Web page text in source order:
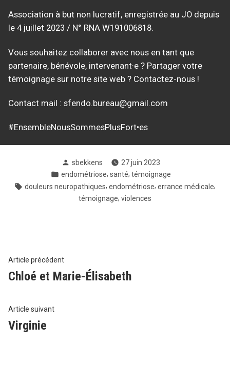
Association à but non lucratif, enregistrée au JO depuis
le 4 juillet 2023 / N° RNA W191006818.
Vous souhaitez collaborer avec nous en tant que
partenaire, bénévole, intervenant·e ? Partager votre
témoignage sur notre site web ? Contactez-nous !
Contact mail : sfendo.bureau@gmail.com
#EnsembleNousSommesPlusFort•es
Posté
par
sbekkens
27 juin 2023
Posté
dans
endométriose, santé, témoignage
Tags:
douleurs neuropathiques, endométriose, errance médicale,
témoignage, violences
Navigation
de
l’article
Article précédentArticle
précédent
Chloé et Marie-Élisabeth
Article suivantArticle
Virginie